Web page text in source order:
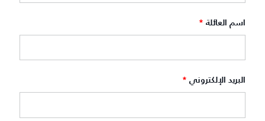
اسم العائلة *
البريد الإلكتروني *